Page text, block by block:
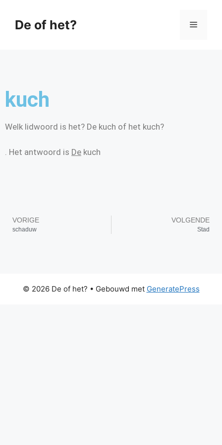
De of het?
kuch
Welk lidwoord is het? De kuch of het kuch?
. Het antwoord is De kuch
VORIGE
schaduw
VOLGENDE
Stad
© 2026 De of het? • Gebouwd met GeneratePress